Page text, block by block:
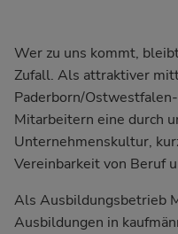
Wer zu uns kommt,
Zufall. Als attraktiver
Paderborn/
Mitarbeitern eine durch
Unternehmenskultur,
Vereinbarkeit von Beruf
Als Ausbildungsbetrieb
Ausbildungen in